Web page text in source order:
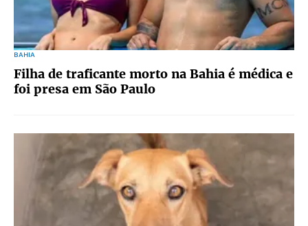
BAHIA
Filha de traficante morto na Bahia é médica e
foi presa em São Paulo